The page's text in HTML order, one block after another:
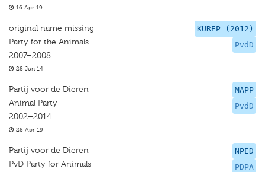
16 Apr 19
KUREP (2012)
PvdD
original name missing
Party for the Animals
2007–2008
28 Jun 14
MAPP
PvdD
Partij voor de Dieren
Animal Party
2002–2014
28 Apr 19
NPED
PDPA
Partij voor de Dieren
PvD Party for Animals